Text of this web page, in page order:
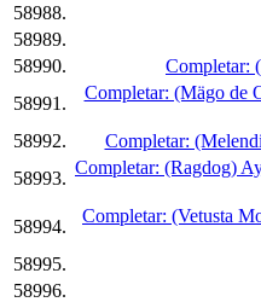
58988.
58989.
58990.
Completar:
58991.
Completar: (Mägo de
58992.
Completar:
58993.
Completar: (Ragdog)
58994.
Completar: (Vetusta
58995.
58996.